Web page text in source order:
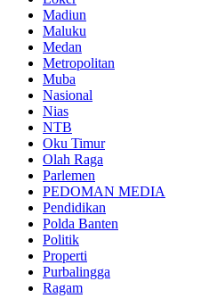
Madiun
Maluku
Medan
Metropolitan
Muba
Nasional
Nias
NTB
Oku Timur
Olah Raga
Parlemen
PEDOMAN MEDIA
Pendidikan
Polda Banten
Politik
Properti
Purbalingga
Ragam